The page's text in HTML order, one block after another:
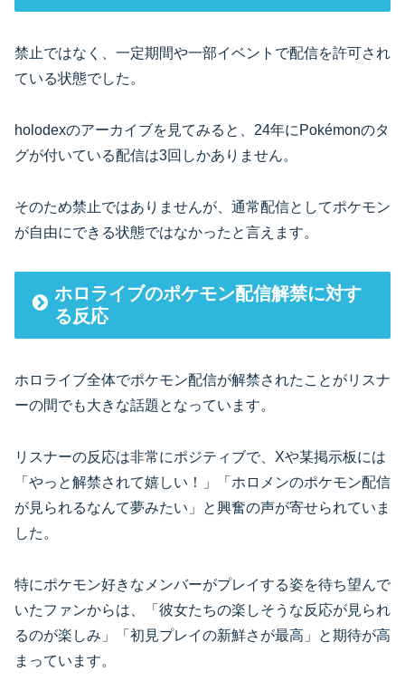
禁止ではなく、一定期間や一部イベントで配信を許可され
ている状態でした。
holodexのアーカイブを見てみると、24年にPokémonのタ
グが付いている配信は3回しかありません。
そのため禁止ではありませんが、通常配信としてポケモン
が自由にできる状態ではなかったと言えます。
ホロライブのポケモン配信解禁に対す
る反応
ホロライブ全体でポケモン配信が解禁されたことがリスナ
ーの間でも大きな話題となっています。
リスナーの反応は非常にポジティブで、Xや某掲示板には
「やっと解禁されて嬉しい！」「ホロメンのポケモン配信
が見られるなんて夢みたい」と興奮の声が寄せられていま
した。
特にポケモン好きなメンバーがプレイする姿を待ち望んで
いたファンからは、「彼女たちの楽しそうな反応が見られ
るのが楽しみ」「初見プレイの新鮮さが最高」と期待が高
まっています。